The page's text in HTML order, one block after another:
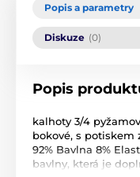
Popis a parametry
Diskuze (0)
Popis
kalhoty 3/4
bokové, s potiskem
92% Bavlna 8%
bavlny, která je